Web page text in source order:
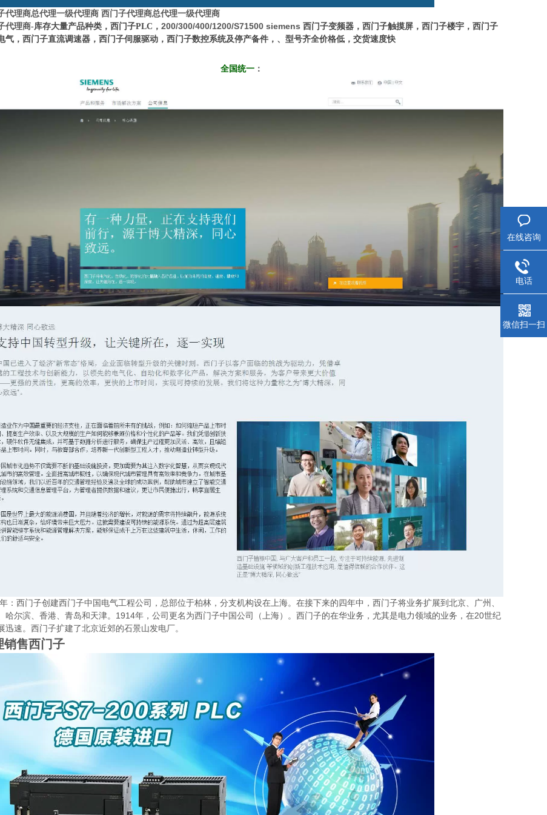
代理商总代理一级代理商 西门子代理商总代理一级代理商
代理商-库存大量产品种类，西门子PLC， 200/300/400/1200/S71500 siemens 西门子变频器，西门子触摸屏，西门子楼宇，西门子
气，西门子直流调速器，西门子伺服驱动，西门子数控系统及停产备件，、型号齐全价格低，交货速度快
全国统一 ：
：西门子创建西门子中国电气工程公司，总部位于柏林，分支机构设在上海。在接下来的四年中，西门子将业务扩展到北京、广州、
哈尔滨、香港、青岛和天津。1914年，公司更名为西门子中国公司（上海）。西门子的在华业务，尤其是电力领域的业务，在20世纪
迅速。西门子扩建了北京近郊的石景山发电厂。
销售西门子
在线咨询
电话
微信扫一扫